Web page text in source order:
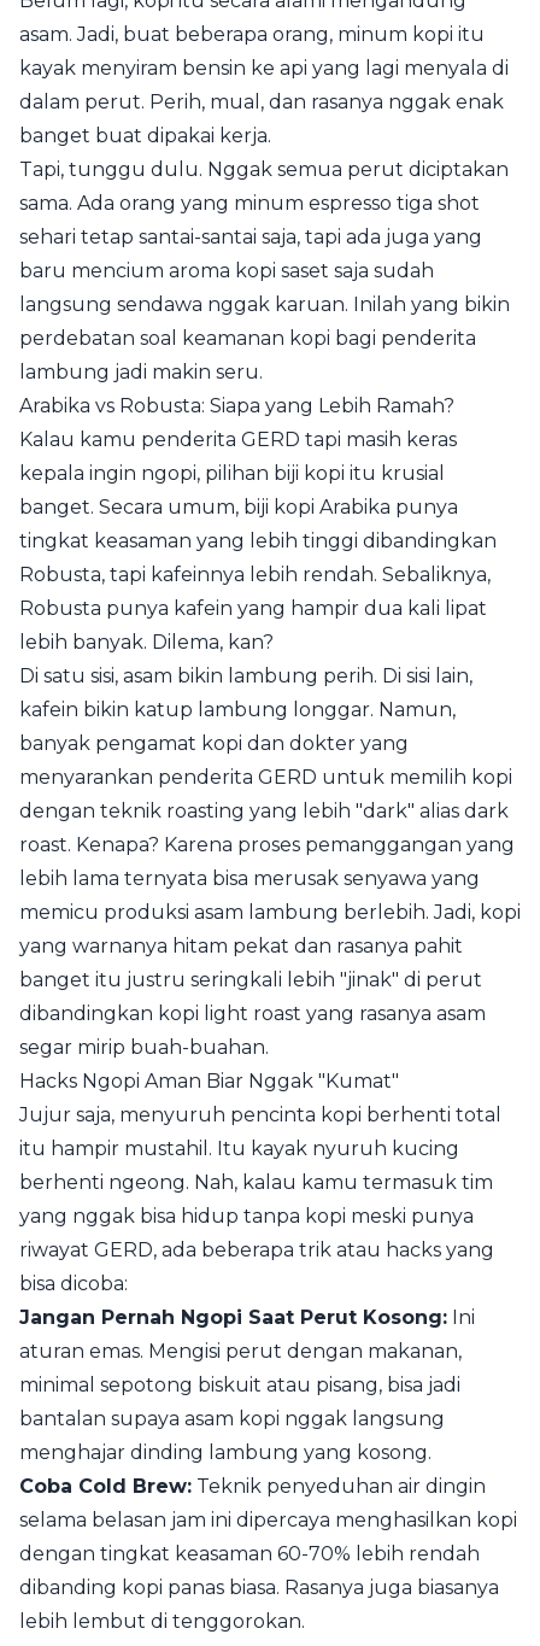
asam. Jadi, buat beberapa orang, minum kopi itu
kayak menyiram bensin ke api yang lagi menyala di
dalam perut. Perih, mual, dan rasanya nggak enak
banget buat dipakai kerja.
Tapi, tunggu dulu. Nggak semua perut diciptakan
sama. Ada orang yang minum espresso tiga shot
sehari tetap santai-santai saja, tapi ada juga yang
baru mencium aroma kopi saset saja sudah
langsung sendawa nggak karuan. Inilah yang bikin
perdebatan soal keamanan kopi bagi penderita
lambung jadi makin seru.
Arabika vs Robusta: Siapa yang Lebih Ramah?
Kalau kamu penderita GERD tapi masih keras
kepala ingin ngopi, pilihan biji kopi itu krusial
banget. Secara umum, biji kopi Arabika punya
tingkat keasaman yang lebih tinggi dibandingkan
Robusta, tapi kafeinnya lebih rendah. Sebaliknya,
Robusta punya kafein yang hampir dua kali lipat
lebih banyak. Dilema, kan?
Di satu sisi, asam bikin lambung perih. Di sisi lain,
kafein bikin katup lambung longgar. Namun,
banyak pengamat kopi dan dokter yang
menyarankan penderita GERD untuk memilih kopi
dengan teknik roasting yang lebih "dark" alias dark
roast. Kenapa? Karena proses pemanggangan yang
lebih lama ternyata bisa merusak senyawa yang
memicu produksi asam lambung berlebih. Jadi, kopi
yang warnanya hitam pekat dan rasanya pahit
banget itu justru seringkali lebih "jinak" di perut
dibandingkan kopi light roast yang rasanya asam
segar mirip buah-buahan.
Hacks Ngopi Aman Biar Nggak "Kumat"
Jujur saja, menyuruh pencinta kopi berhenti total
itu hampir mustahil. Itu kayak nyuruh kucing
berhenti ngeong. Nah, kalau kamu termasuk tim
yang nggak bisa hidup tanpa kopi meski punya
riwayat GERD, ada beberapa trik atau hacks yang
bisa dicoba:
Jangan Pernah Ngopi Saat Perut Kosong: Ini
aturan emas. Mengisi perut dengan makanan,
minimal sepotong biskuit atau pisang, bisa jadi
bantalan supaya asam kopi nggak langsung
menghajar dinding lambung yang kosong.
Coba Cold Brew: Teknik penyeduhan air dingin
selama belasan jam ini dipercaya menghasilkan kopi
dengan tingkat keasaman 60-70% lebih rendah
dibanding kopi panas biasa. Rasanya juga biasanya
lebih lembut di tenggorokan.